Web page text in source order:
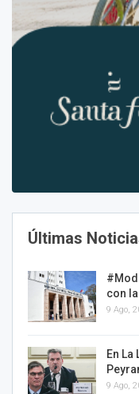
Últimas
con
9 Ago,
En
9 Ago,